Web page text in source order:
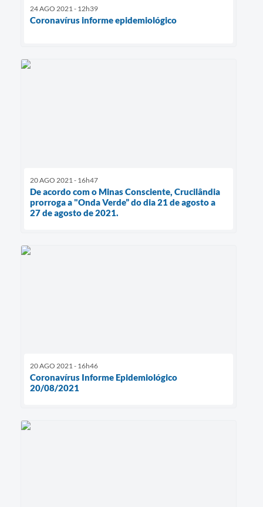
24 AGO 2021 - 12h39
Coronavírus informe epidemiológico
20 AGO 2021 - 16h47
De acordo com o Minas Consciente, Crucilândia
prorroga a "Onda Verde” do dia 21 de agosto a
27 de agosto de 2021.
20 AGO 2021 - 16h46
Coronavírus Informe Epidemiológico
20/08/2021